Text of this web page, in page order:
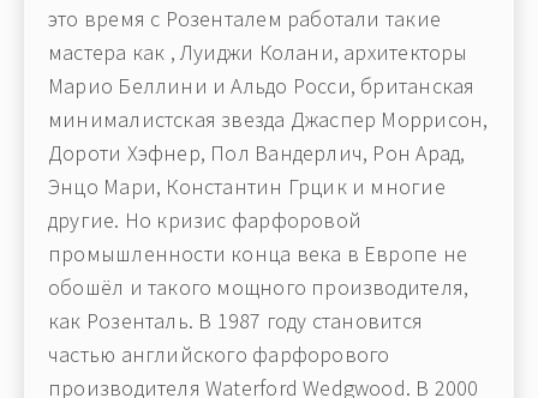
это время с Розенталем работали такие
мастера как , Луиджи Колани, архитекторы
Марио Беллини и Альдо Росси, британская
минималистская звезда Джаспер Моррисон,
Дороти Хэфнер, Пол Вандерлич, Рон Арад,
Энцо Мари, Константин Грцик и многие
другие. Но кризис фарфоровой
промышленности конца века в Европе не
обошёл и такого мощного производителя,
как Розенталь. В 1987 году становится
частью английского фарфорового
производителя Waterford Wedgwood. В 2000